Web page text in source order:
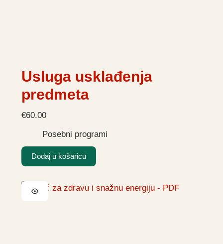
Usluga usklađenja
predmeta
€60.00
Posebni programi
Dodaj u košaricu